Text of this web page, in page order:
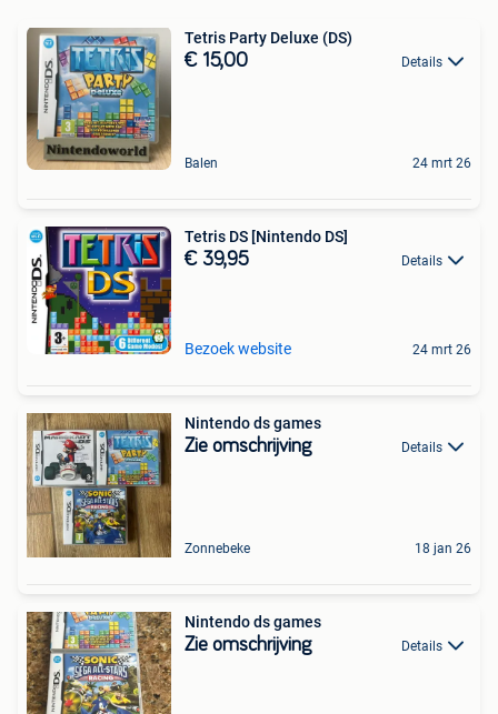
Tetris Party Deluxe (DS)
€ 15,00 Details
Balen 24 mrt 26
Tetris DS [Nintendo DS]
€ 39,95 Details
Bezoek website 24 mrt 26
Nintendo ds games
Zie omschrijving Details
Zonnebeke 18 jan 26
Nintendo ds games
Zie omschrijving Details